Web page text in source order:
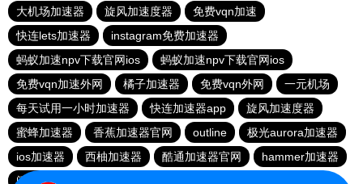
大机场加速器
旋风加速度器
免费vqn加速
快连lets加速器
instagram免费加速器
蚂蚁加速npv下载官网ios
蚂蚁加速npv下载官网ios
免费vqn加速外网
橘子加速器 免费vqn外网
一元机场
每天试用一小时加速器
快连加速器app
旋风加速度器
蜜蜂加速器
香蕉加速器官网 outline
极光aurora加速器
ios加速器
西柚加速器 酷通加速器官网
hammer加速器
闪电猫加速器